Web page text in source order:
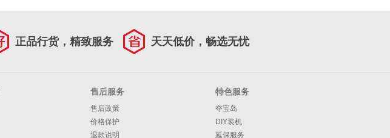
正品行货，精致服务 天天低价，畅选无忧
售后服务
售后政策
价格保护
退款说明
特色服务
夺宝岛
DIY装机
延保服务